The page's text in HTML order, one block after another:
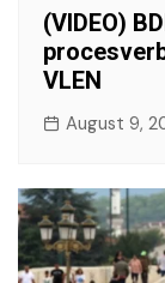
(VIDEO)
VLEN
August 9,